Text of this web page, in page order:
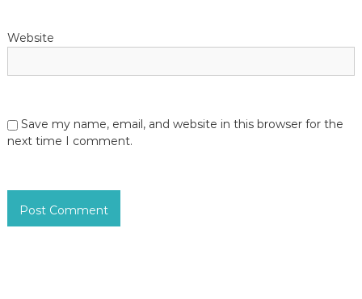
Website
Save my name, email, and website in this browser for the
next time I comment.